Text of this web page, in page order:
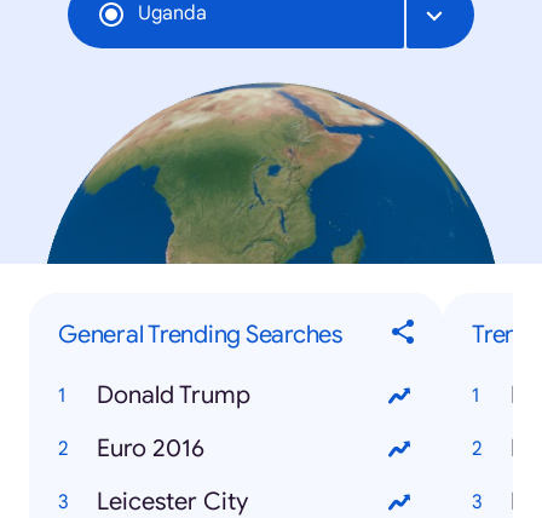
Uganda
General Trending Searches
Donald Trump
Euro 2016
Leicester City